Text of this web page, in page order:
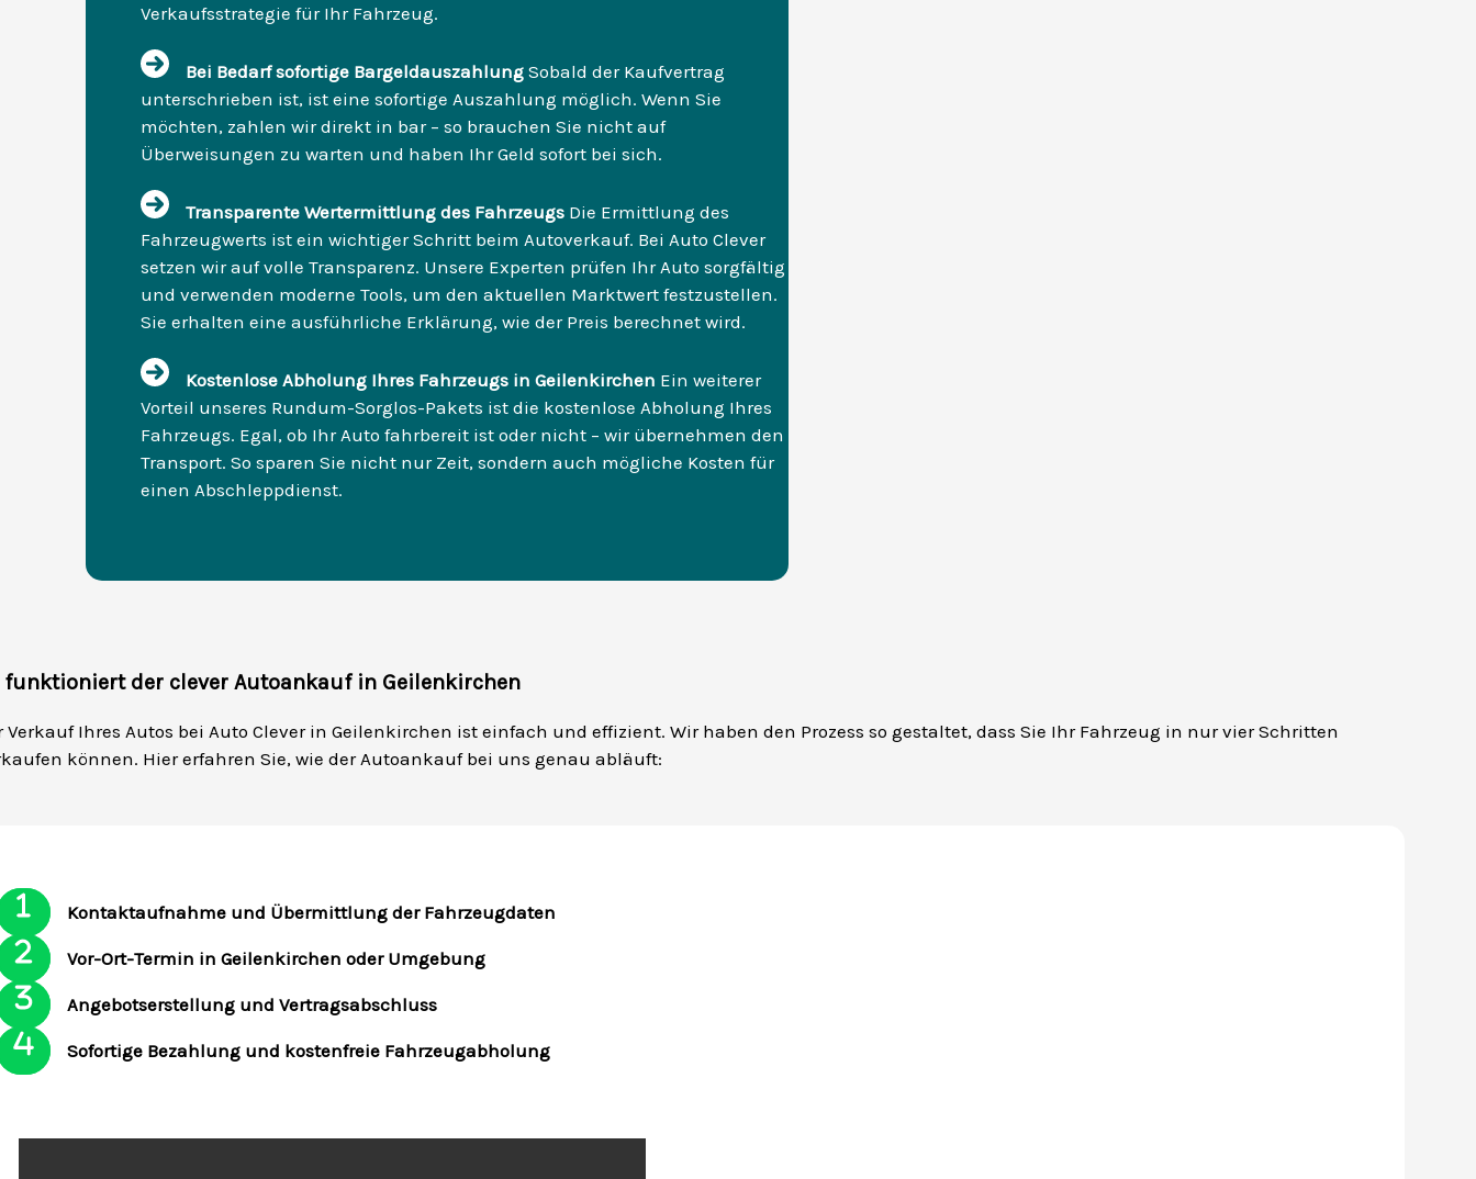
Verkaufsstrategie für Ihr Fahrzeug.
Bei Bedarf sofortige Bargeldauszahlung Sobald der Kaufvertrag
unterschrieben ist, ist eine sofortige Auszahlung möglich. Wenn Sie
möchten, zahlen wir direkt in bar – so brauchen Sie nicht auf
Überweisungen zu warten und haben Ihr Geld sofort bei sich.
Transparente Wertermittlung des Fahrzeugs Die Ermittlung des
Fahrzeugwerts ist ein wichtiger Schritt beim Autoverkauf. Bei Auto Clever
setzen wir auf volle Transparenz. Unsere Experten prüfen Ihr Auto sorgfältig
und verwenden moderne Tools, um den aktuellen Marktwert festzustellen.
Sie erhalten eine ausführliche Erklärung, wie der Preis berechnet wird.
Kostenlose Abholung Ihres Fahrzeugs in Geilenkirchen Ein weiterer
Vorteil unseres Rundum-Sorglos-Pakets ist die kostenlose Abholung Ihres
Fahrzeugs. Egal, ob Ihr Auto fahrbereit ist oder nicht – wir übernehmen den
Transport. So sparen Sie nicht nur Zeit, sondern auch mögliche Kosten für
einen Abschleppdienst.
funktioniert der clever Autoankauf in Geilenkirchen
Verkauf Ihres Autos bei Auto Clever in Geilenkirchen ist einfach und effizient. Wir haben den Prozess so gestaltet, dass Sie Ihr Fahrzeug in nur vier Schritten
können. Hier erfahren Sie, wie der Autoankauf bei uns genau abläuft:
Kontaktaufnahme und Übermittlung der Fahrzeugdaten
Vor-Ort-Termin in Geilenkirchen oder Umgebung
Angebotserstellung und Vertragsabschluss
Sofortige Bezahlung und kostenfreie Fahrzeugabholung